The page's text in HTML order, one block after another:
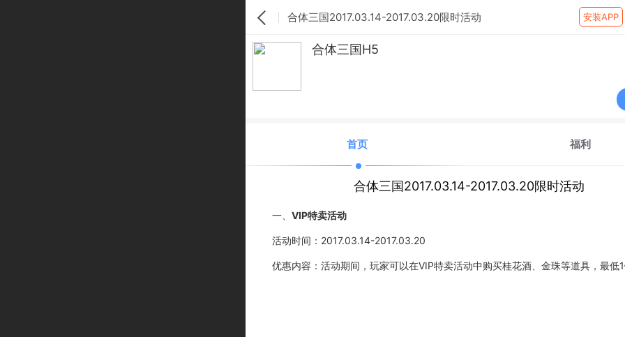
合体三国2017.03.14-2017.03.20限时活动 安装APP
合体三国H5
首页 福利
合体三国2017.03.14-2017.03.20限时活动
一、 VIP特卖活动
活动时间： 2017.03.14-2017.03.20
优惠内容：活动期间，玩家可以在VIP特卖活动中购买桂花酒、金珠等道具， 最低